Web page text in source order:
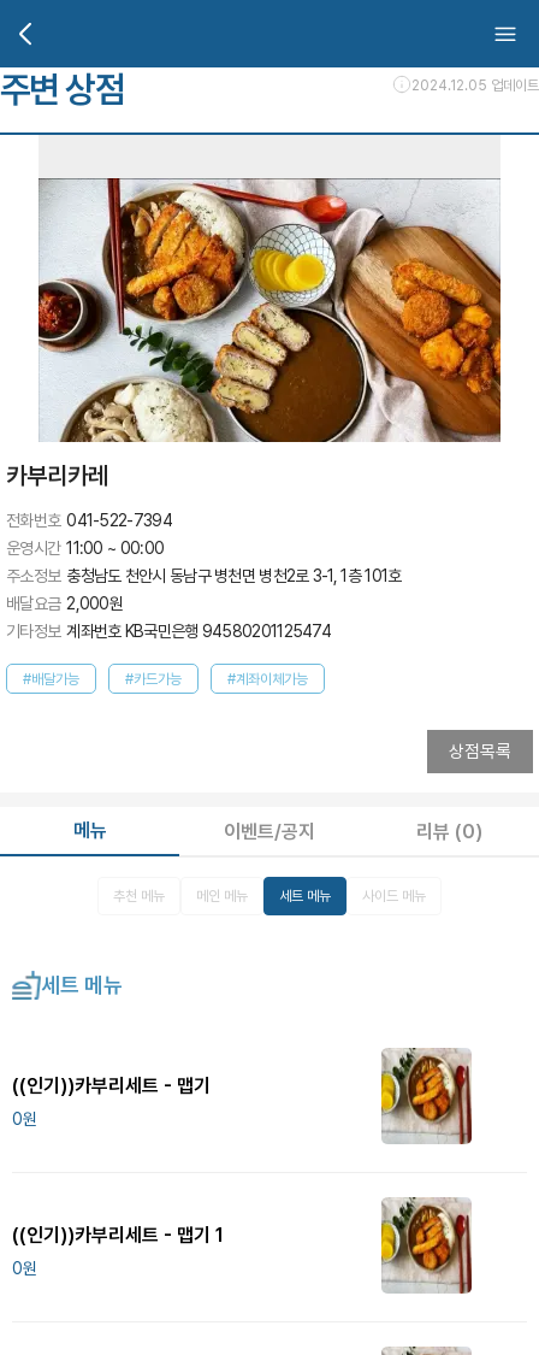
주변 상점 2024.12.05 업데이트
카부리카레
전화번호 041-522-7394
운영시간 11:00 ~ 00:00
주소정보 충청남도 천안시 동남구 병천면 병천2로 3-1, 1층 101호
배달요금 2,000원
기타정보 계좌번호 KB국민은행 94580201125474
#배달가능 #카드가능 #계좌이체가능
상점목록
메뉴 이벤트/공지 리뷰 (0)
추천 메뉴 메인 메뉴 세트 메뉴 사이드 메뉴
세트 메뉴
((인기))카부리세트 - 맵기
0원
((인기))카부리세트 - 맵기 1
0원